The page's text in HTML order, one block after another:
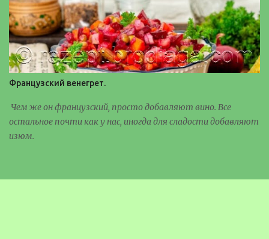
Французский венегрет.
Чем же он французский, просто добавляют вино. Все
остальное почти как у нас, иногда для сладости добавляют
изюм.